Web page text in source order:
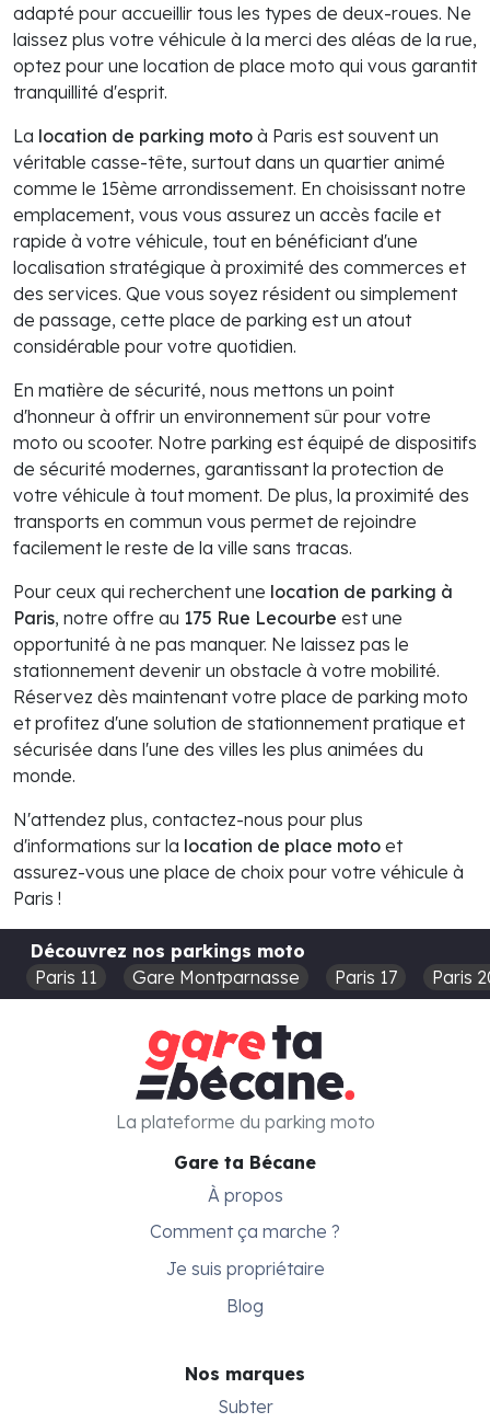
adapté pour accueillir tous les types de deux-roues. Ne
laissez plus votre véhicule à la merci des aléas de la rue,
optez pour une location de place moto qui vous garantit
tranquillité d'esprit.
La location de parking moto à Paris est souvent un
véritable casse-tête, surtout dans un quartier animé
comme le 15ème arrondissement. En choisissant notre
emplacement, vous vous assurez un accès facile et
rapide à votre véhicule, tout en bénéficiant d'une
localisation stratégique à proximité des commerces et
des services. Que vous soyez résident ou simplement
de passage, cette place de parking est un atout
considérable pour votre quotidien.
En matière de sécurité, nous mettons un point
d'honneur à offrir un environnement sûr pour votre
moto ou scooter. Notre parking est équipé de dispositifs
de sécurité modernes, garantissant la protection de
votre véhicule à tout moment. De plus, la proximité des
transports en commun vous permet de rejoindre
facilement le reste de la ville sans tracas.
Pour ceux qui recherchent une location de parking à
Paris, notre offre au 175 Rue Lecourbe est une
opportunité à ne pas manquer. Ne laissez pas le
stationnement devenir un obstacle à votre mobilité.
Réservez dès maintenant votre place de parking moto
et profitez d'une solution de stationnement pratique et
sécurisée dans l'une des villes les plus animées du
monde.
N'attendez plus, contactez-nous pour plus
d'informations sur la location de place moto et
assurez-vous une place de choix pour votre véhicule à
Paris !
Découvrez nos parkings moto
Paris 11
Gare Montparnasse Paris 17 Paris
Gare ta Bécane
À propos
Comment ça marche ?
Je suis propriétaire
Blog
Nos marques
Subter
La plateforme du parking moto